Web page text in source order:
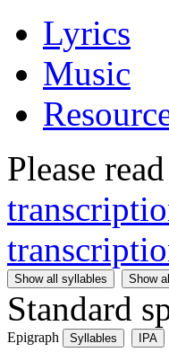
Lyrics
Music
Please
Show all syllables Show
Standard
Epigraph Syllables IPA